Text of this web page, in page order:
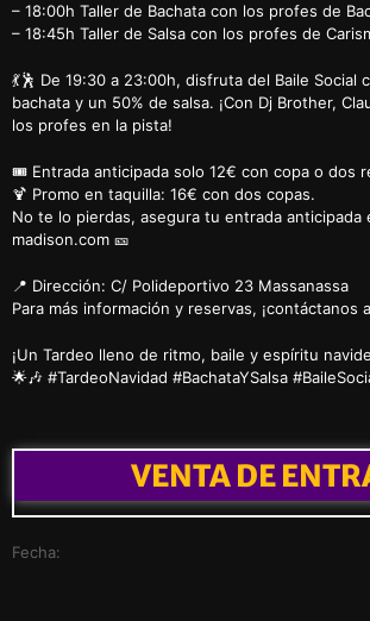
– 18:00h Taller de Bachata con los profes de
– 18:45h Taller de Salsa con los profes de
💃🕺 De 19:30 a 23:00h, disfruta del Baile Social
bachata y un 50% de salsa. ¡Con Dj Brother,
los profes en la pista!
🎟️ Entrada anticipada solo 12€ con copa o dos
🍹 Promo en taquilla: 16€ con dos copas.
No te lo pierdas, asegura tu entrada anticipada
madison.com 🎫
📍 Dirección: C/ Polideportivo 23 Massanassa
Para más información y reservas, ¡contáctanos
¡Un Tardeo lleno de ritmo, baile y espíritu
🌟🎶 #TardeoNavidad #BachataYSalsa
VENTA DE
Fecha: